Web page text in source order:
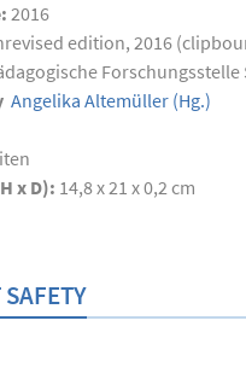
2016
edition, 2016
Angelika Altemüller (Hg.)
x D): 14,8 x 21 x 0,2 cm